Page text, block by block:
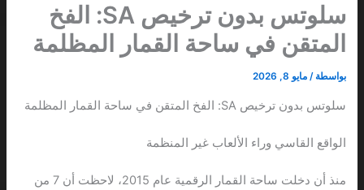
سلوتس بدون ترخيص SA: الفخ
المتقن في ساحة القمار المظلمة
بواسطة /مايو 8, 2026
سلوتس بدون ترخيص SA: الفخ المتقن في ساحة القمار المظلمة
الواقع القاسي وراء الألعاب غير المنظمة
منذ أن دخلت ساحة القمار الرقمية عام 2015، لاحظت أن 7 من